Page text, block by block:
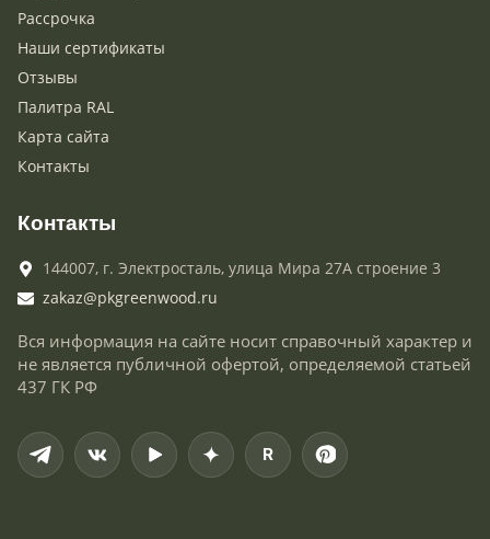
Рассрочка
Наши сертификаты
Отзывы
Палитра RAL
Карта сайта
Контакты
Контакты
144007, г. Электросталь, улица Мира 27А строение 3
zakaz@pkgreenwood.ru
Вся информация на сайте носит справочный характер и
не является публичной офертой, определяемой статьей
437 ГК РФ
R